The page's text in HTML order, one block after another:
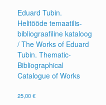
Eduard Tubin.
Helitööde temaatilis-
bibliograafiline kataloog
/ The Works of Eduard
Tubin. Thematic-
Bibliographical
Catalogue of Works
25,00€